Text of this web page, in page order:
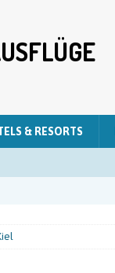
& RESORTS